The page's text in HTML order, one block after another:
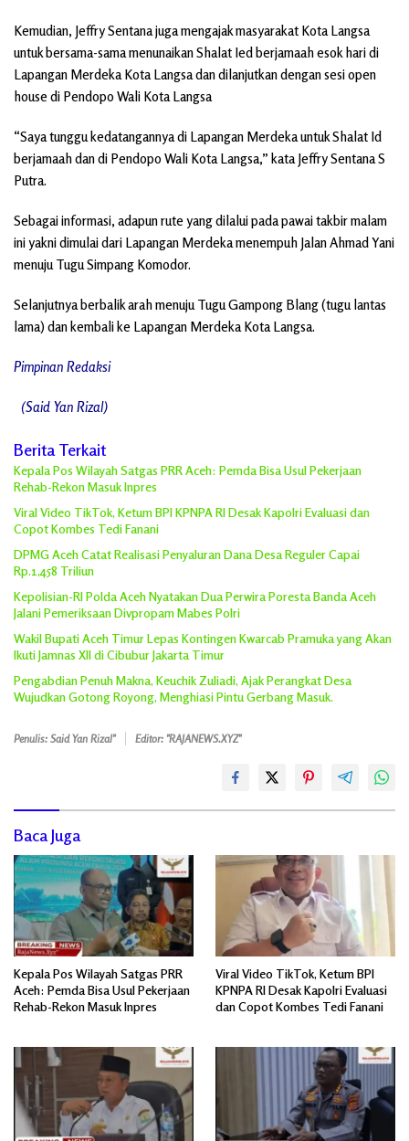
Kemudian, Jeffry Sentana juga mengajak masyarakat Kota Langsa
untuk bersama-sama menunaikan Shalat Ied berjamaah esok hari di
Lapangan Merdeka Kota Langsa dan dilanjutkan dengan sesi open
house di Pendopo Wali Kota Langsa
“Saya tunggu kedatangannya di Lapangan Merdeka untuk Shalat Id
berjamaah dan di Pendopo Wali Kota Langsa,” kata Jeffry Sentana S
Putra.
Sebagai informasi, adapun rute yang dilalui pada pawai takbir malam
ini yakni dimulai dari Lapangan Merdeka menempuh Jalan Ahmad Yani
menuju Tugu Simpang Komodor.
Selanjutnya berbalik arah menuju Tugu Gampong Blang (tugu lantas
lama) dan kembali ke Lapangan Merdeka Kota Langsa.
Pimpinan Redaksi
(Said Yan Rizal)
Berita Terkait
Kepala Pos Wilayah Satgas PRR Aceh: Pemda Bisa Usul Pekerjaan
Rehab-Rekon Masuk Inpres
Viral Video TikTok, Ketum BPI KPNPA RI Desak Kapolri Evaluasi dan
Copot Kombes Tedi Fanani
DPMG Aceh Catat Realisasi Penyaluran Dana Desa Reguler Capai
Rp.1,458 Triliun
Kepolisian-RI Polda Aceh Nyatakan Dua Perwira Poresta Banda Aceh
Jalani Pemeriksaan Divpropam Mabes Polri
Wakil Bupati Aceh Timur Lepas Kontingen Kwarcab Pramuka yang Akan
Ikuti Jamnas XII di Cibubur Jakarta Timur
Pengabdian Penuh Makna, Keuchik Zuliadi, Ajak Perangkat Desa
Wujudkan Gotong Royong, Menghiasi Pintu Gerbang Masuk.
Penulis: Said Yan Rizal" Editor: "RAJANEWS.XYZ"
Baca Juga
Kepala Pos Wilayah Satgas PRR
Aceh: Pemda Bisa Usul Pekerjaan
Rehab-Rekon Masuk Inpres
Viral Video TikTok, Ketum BPI
KPNPA RI Desak Kapolri Evaluasi
dan Copot Kombes Tedi Fanani